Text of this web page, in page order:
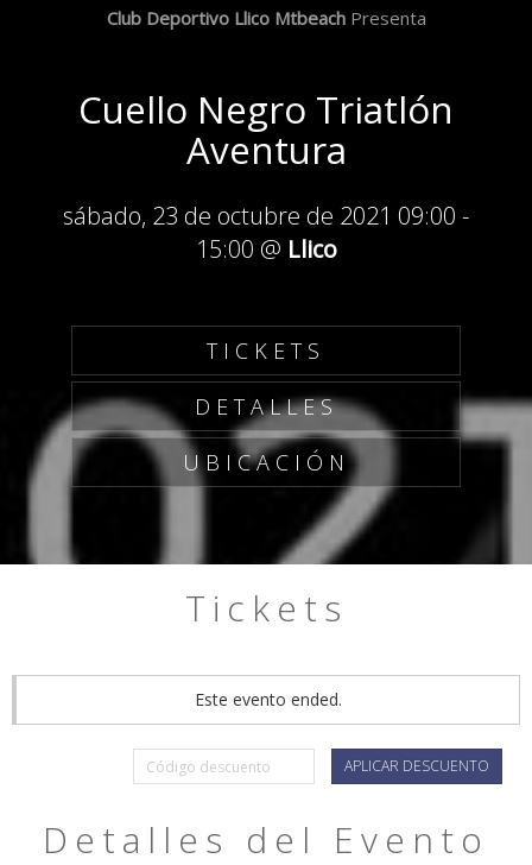
Club Deportivo Llico MtbeachPresenta
Cuello Negro Triatlón
Aventura
sábado, 23 de octubre de 2021 09:00 -
15:00 @ Llico
TICKETS
DETALLES
UBICACIÓN
Tickets
Este evento ended.
APLICAR DESCUENTO
Detalles del Evento